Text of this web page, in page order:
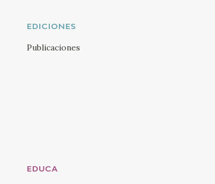
EDICIONES
Publicaciones
EDUCA